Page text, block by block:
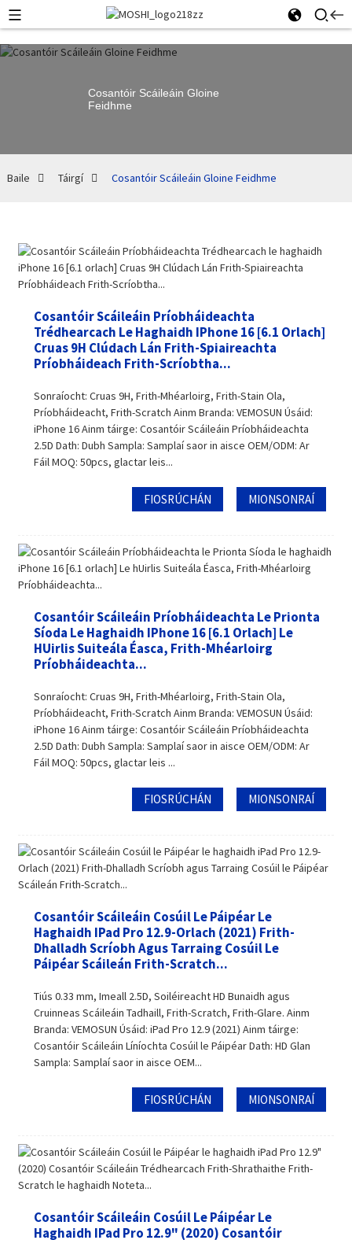
Cosantóir Scáileáin Gloine
Feidhme
Baile Táirgí Cosantóir Scáileáin Gloine Feidhme
Cosantóir Scáileáin Príobháideachta
Trédhearcach Le Haghaidh IPhone 16 [6.1 Orlach]
Cruas 9H Clúdach Lán Frith-Spiaireachta
Príobháideach Frith-Scríobtha...
Sonraíocht: Cruas 9H, Frith-Mhéarloirg, Frith-Stain Ola,
Príobháideacht, Frith-Scratch Ainm Branda: VEMOSUN Úsáid:
iPhone 16 Ainm táirge: Cosantóir Scáileáin Príobháideachta
2.5D Dath: Dubh Sampla: Samplaí saor in aisce OEM/ODM: Ar
Fáil MOQ: 50pcs, glactar leis...
FIOSRÚCHÁN MIONSONRAÍ
Cosantóir Scáileáin Príobháideachta Le Prionta
Síoda ​​le Haghaidh IPhone 16 [6.1 Orlach] Le
HUirlis Suiteála Éasca, Frith-Mhéarloirg
Príobháideachta...
Sonraíocht: Cruas 9H, Frith-Mhéarloirg, Frith-Stain Ola,
Príobháideacht, Frith-Scratch Ainm Branda: VEMOSUN Úsáid:
iPhone 16 Ainm táirge: Cosantóir Scáileáin Príobháideachta
2.5D Dath: Dubh Sampla: Samplaí saor in aisce OEM/ODM: Ar
Fáil MOQ: 50pcs, glactar leis ...
FIOSRÚCHÁN MIONSONRAÍ
Cosantóir Scáileáin Cosúil Le Páipéar Le
Haghaidh IPad Pro 12.9-Orlach (2021) Frith-
Dhalladh Scríobh Agus Tarraing Cosúil Le
Páipéar Scáileán Frith-Scratch...
Tiús 0.33 mm, Imeall 2.5D, Soiléireacht HD Bunaidh agus
Cruinneas Scáileáin Tadhaill, Frith-Scratch, Frith-Glare. Ainm
Branda: VEMOSUN Úsáid: iPad Pro 12.9 (2021) Ainm táirge:
Cosantóir Scáileáin Líníochta Cosúil le Páipéar Dath: HD Glan
Sampla: Samplaí saor in aisce OEM...
FIOSRÚCHÁN MIONSONRAÍ
Cosantóir Scáileáin Cosúil Le Páipéar Le
Haghaidh IPad Pro 12.9" (2020) Cosantóir